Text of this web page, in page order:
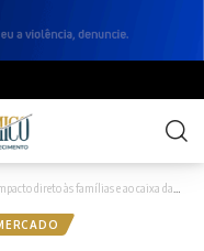
famílias e ao caixa das empresas, aponta a Fecomércio MT